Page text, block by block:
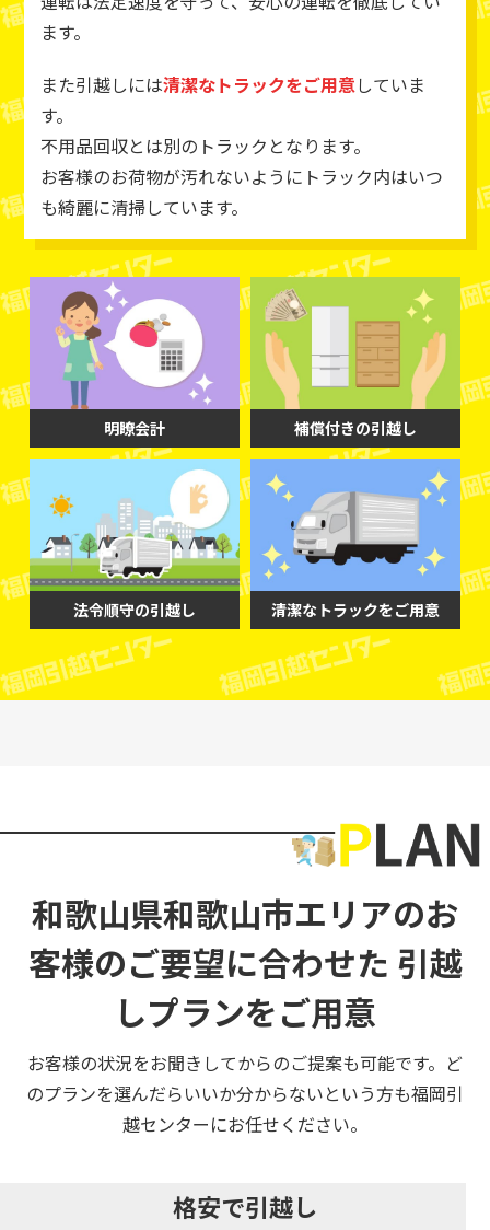
ます。
また引越しには清潔なトラックをご用意していま
す。
不用品回収とは別のトラックとなります。
お客様のお荷物が汚れないようにトラック内はいつ
も綺麗に清掃しています。
明瞭会計 補償付きの引越し
法令順守の引越し 清潔なトラックをご用意
和歌山県和歌山市エリアのお
客様のご要望に合わせた 引越
しプランをご用意
お客様の状況をお聞きしてからのご提案も可能です。ど
のプランを選んだらいいか分からないという方も福岡引
越センターにお任せください。
格安で引越し